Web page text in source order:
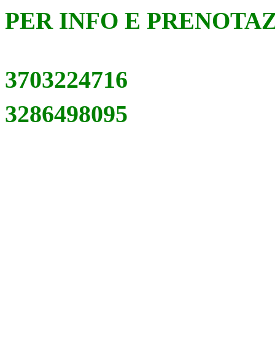
PER INFO E
3703224716
3286498095